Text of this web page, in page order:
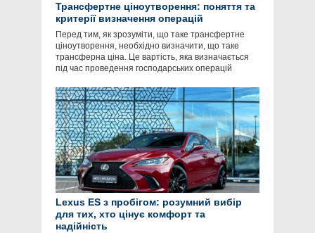
Трансфертне ціноутворення: поняття та
критерії визначення операцій
Перед тим, як зрозуміти, що таке трансфертне
ціноутворення, необхідно визначити, що таке
трансферна ціна. Це вартість, яка визначається
під час проведення господарських операцій
Lexus ES з пробігом: розумний вибір
для тих, хто цінує комфорт та
надійність